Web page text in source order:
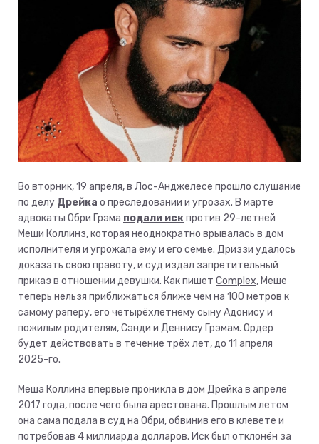
Во вторник, 19 апреля, в Лос-Анджелесе прошло слушание
по делу Дрейка о преследовании и угрозах. В марте
адвокаты Обри Грэма подали искпротив 29-летней
Меши Коллинз, которая неоднократно врывалась в дом
исполнителя и угрожала ему и его семье. Дриззи удалось
доказать свою правоту, и суд издал запретительный
приказ в отношении девушки. Как пишет Complex, Меше
теперь нельзя приближаться ближе чем на 100 метров к
самому рэперу, его четырёхлетнему сыну Адонису и
пожилым родителям, Сэнди и Деннису Грэмам. Ордер
будет действовать в течение трёх лет, до 11 апреля
2025-го.
Меша Коллинз впервые проникла в дом Дрейка в апреле
2017 года, после чего была арестована. Прошлым летом
она сама подала в суд на Обри, обвинив его в клевете и
потребовав 4 миллиарда долларов. Иск был отклонён за